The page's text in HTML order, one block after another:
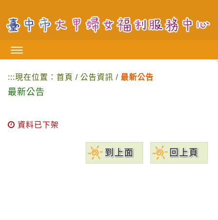
主
容
:::現在位置： 首頁 / 公告資訊 / 最新公告
最新公告
資料已下架
到上面 回上頁